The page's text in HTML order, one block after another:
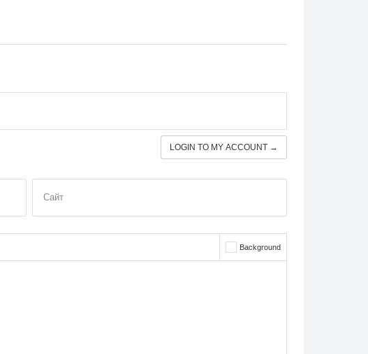
LOGIN TO MY ACCOUNT →
Сайт
Background